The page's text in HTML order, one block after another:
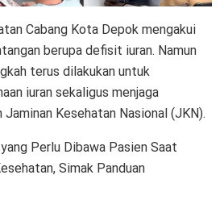
Cabang Kota Depok mengakui
berupa defisit iuran. Namun
terus dilakukan untuk
iuran sekaligus menjaga
Kesehatan Nasional (JKN).
Perlu Dibawa Pasien Saat
Simak Panduan